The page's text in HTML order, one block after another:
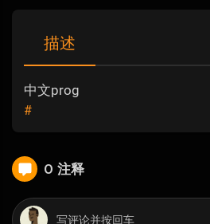
描述
中文prog
#
0 注释